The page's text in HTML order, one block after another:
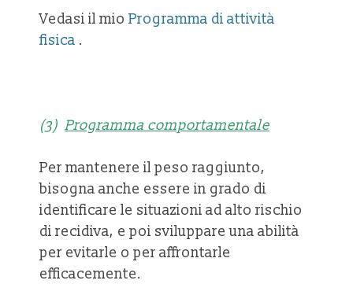
Vedasi il mio Programma di attività
fisica .
(3) Programma comportamentale
Per mantenere il peso raggiunto,
bisogna anche essere in grado di
identificare le situazioni ad alto rischio
di recidiva, e poi sviluppare una abilità
per evitarle o per affrontarle
efficacemente.